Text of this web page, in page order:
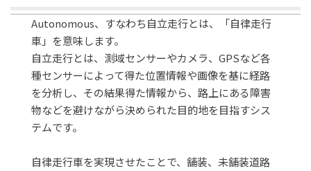
Autonomous、すなわち自立走行とは、「自律走行
車」を意味します。
自立走行とは、測域センサーやカメラ、GPSなど各
種センサーによって得た位置情報や画像を基に経路
を分析し、その結果得た情報から、路上にある障害
物などを避けながら決められた目的地を目指すシス
テムです。
自律走行車を実現させたことで、舗装、未舗装道路